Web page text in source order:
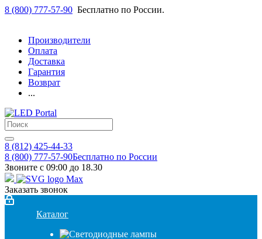
8 (800) 777-57-90 Бесплатно по России.
Производители
Оплата
Доставка
Гарантия
Возврат
...
8 (812) 425-44-33
8 (800) 777-57-90Бесплатно по России
Звоните с 09:00 до 18.30
Заказать звонок
Каталог